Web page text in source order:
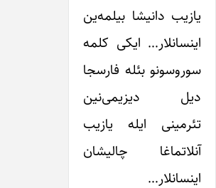
یازیب دانیشا ‌بیلمه‌ین
اینسانلار… ایکی کلمه
سوروسونو بئله فارسجا
دیل دیزیمی‌نین
تئرمینی ایله یازیب
آنلاتماغا چالیشان
اینسانلار…